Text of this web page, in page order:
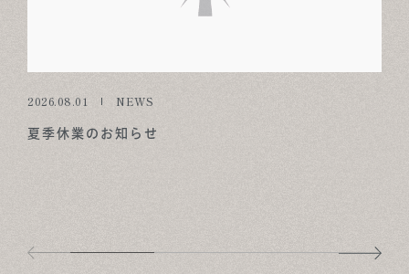
2026.08.01 NEWS
夏季休業のお知らせ